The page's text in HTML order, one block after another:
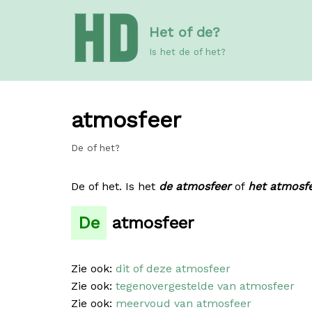
Het of de?
Is het de of het?
atmosfeer
De of het?
De of het. Is het de atmosfeerof het
De atmosfeer
Zie ook: dit of deze atmosfeer
Zie ook: tegenovergestelde van atmosfeer
Zie ook: meervoud van atmosfeer